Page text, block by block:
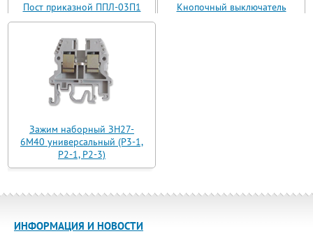
Пост приказной ППЛ-03П1
(ППЛ11-03)
Кнопочный выключатель
Зажим наборный ЗН27-
6М40 универсальный (Р3-1,
Р2-1, Р2-3)
ИНФОРМАЦИЯ И НОВОСТИ